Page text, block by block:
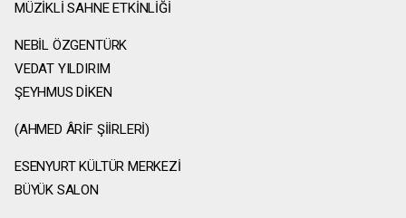
MÜZİKLİ SAHNE ETKİNLİĞİ
NEBİL ÖZGENTÜRK
VEDAT YILDIRIM
ŞEYHMUS DİKEN
(AHMED ÂRİF ŞİİRLERİ)
ESENYURT KÜLTÜR MERKEZİ
BÜYÜK SALON